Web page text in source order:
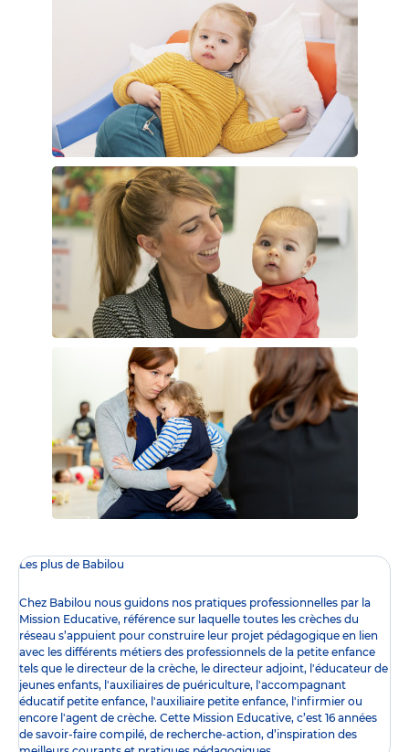
Les plus de Babilou
Chez Babilou nous guidons nos pratiques professionnelles par la
Mission Educative, référence sur laquelle toutes les crèches du
réseau s’appuient pour construire leur projet pédagogique en lien
avec les différents métiers des professionnels de la petite enfance
tels que le directeur de la crèche, le directeur adjoint, l'éducateur de
jeunes enfants, l'auxiliaires de puériculture, l'accompagnant
éducatif petite enfance, l'auxiliaire petite enfance, l'infirmier ou
encore l 'agent de crèche. Cette Mission Educative, c’est 16 années
de savoir-faire compilé, de recherche-action, d’inspiration des